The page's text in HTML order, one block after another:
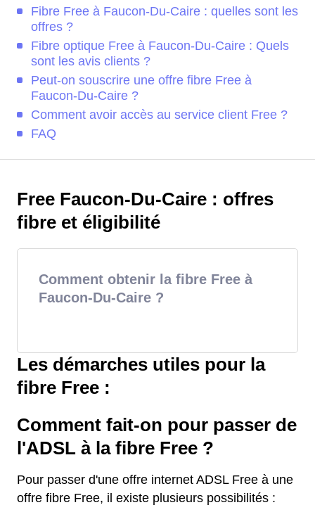
Fibre Free à Faucon-Du-Caire : quelles sont les
offres ?
Fibre optique Free à Faucon-Du-Caire : Quels
sont les avis clients ?
Peut-on souscrire une offre fibre Free à
Faucon-Du-Caire ?
Comment avoir accès au service client Free ?
FAQ
Free Faucon-Du-Caire : offres
fibre et éligibilité
Comment obtenir la fibre Free à
Faucon-Du-Caire ?
Les démarches utiles pour la
fibre Free :
Comment fait-on pour passer de
l'ADSL à la fibre Free ?
Pour passer d'une offre internet ADSL Free à une
offre fibre Free, il existe plusieurs possibilités :